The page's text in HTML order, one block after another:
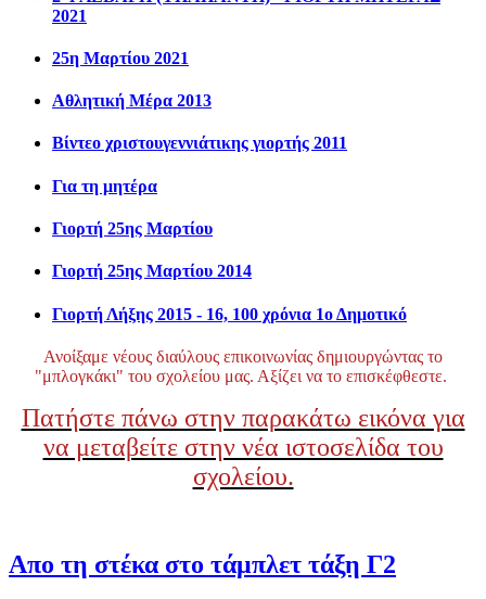
2021
25η Μαρτίου 2021
Αθλητική Μέρα 2013
Βίντεο χριστουγεννιάτικης γιορτής 2011
Για τη μητέρα
Γιορτή 25ης Μαρτίου
Γιορτή 25ης Μαρτίου 2014
Γιορτή Λήξης 2015 - 16, 100 χρόνια 1ο Δημοτικό
Ανοίξαμε νέους διαύλους επικοινωνίας δημιουργώντας το
"μπλογκάκι" του σχολείου μας. Αξίζει να το επισκέφθεστε.
Πατήστε πάνω στην παρακάτω εικόνα για
να μεταβείτε στην νέα ιστοσελίδα του
σχολείου.
Απο τη στέκα στο τάμπλετ τάξη Γ2